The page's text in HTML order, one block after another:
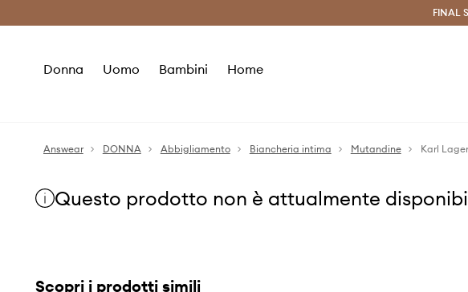
Risparmia con Answear Club >FINAL
Donna Uomo Bambini Home
Answear DONNA Abbigliamento Biancheria intima Mutandine Karl
Questo prodotto non è attualmente
Scopri i prodotti simili